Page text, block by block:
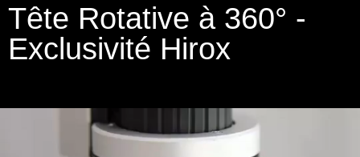
Tête Rotative à 360° -
Exclusivité Hirox